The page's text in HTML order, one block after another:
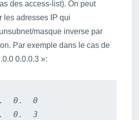
des access-list). On peut
les adresses IP qui
masque inverse par
Par exemple dans le cas de
0.0.0.3 »:
0.  0
0.  3